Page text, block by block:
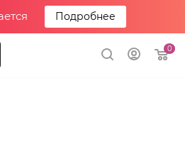
Подробнее
0